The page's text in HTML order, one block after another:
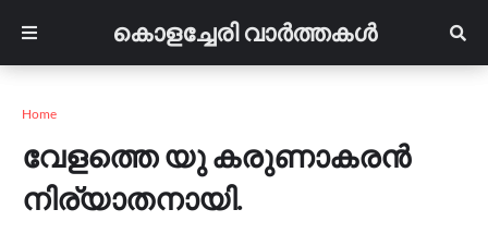
കൊളച്ചേരി വാർത്തകൾ
Home
വേളത്തെ യു കരുണാകരൻ
നിര്യാതനായി.